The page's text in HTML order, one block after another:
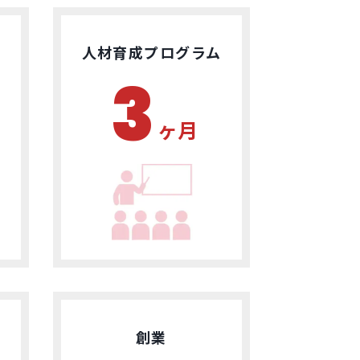
人材育成プログラム
3 ヶ月
創業